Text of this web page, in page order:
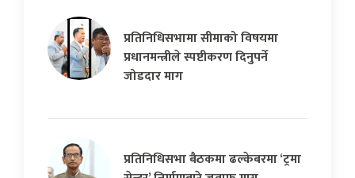
प्रतिनिधिसभामा सीमाको विषयमा
प्रधानमन्त्रीले स्पष्टीकरण दिनुपर्ने
जोडदार माग
प्रतिनिधिसभा बैठकमा ढल्केबरमा ‘ट्रमा